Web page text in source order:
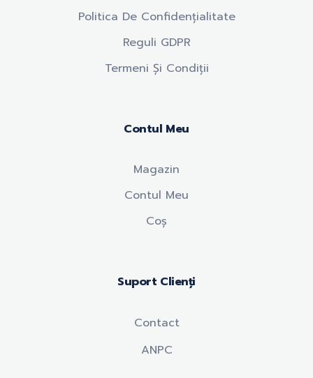
Politica De Confidențialitate
Reguli GDPR
Termeni Și Condiții
Contul Meu
Magazin
Contul Meu
Coș
Suport Clienți
Contact
ANPC